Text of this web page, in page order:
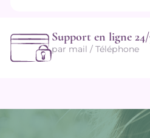
Support en ligne
par mail / Téléphone